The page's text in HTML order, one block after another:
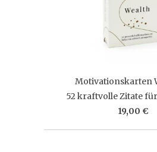
Motivationskarten
52 kraftvolle Zitate
19,00 €